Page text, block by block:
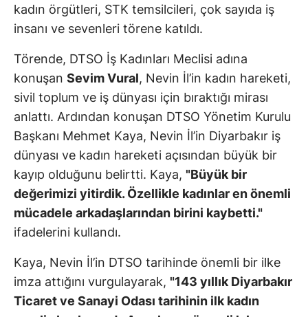
kadın örgütleri, STK temsilcileri, çok sayıda iş
insanı ve sevenleri törene katıldı.
Törende, DTSO İş Kadınları Meclisi adına
konuşan Sevim Vural, Nevin İl’in kadın hareketi,
sivil toplum ve iş dünyası için bıraktığı mirası
anlattı. Ardından konuşan DTSO Yönetim Kurulu
Başkanı Mehmet Kaya, Nevin İl’in Diyarbakır iş
dünyası ve kadın hareketi açısından büyük bir
kayıp olduğunu belirtti. Kaya, "Büyük bir
değerimizi yitirdik. Özellikle kadınlar en önemli
mücadele arkadaşlarından birini kaybetti."
ifadelerini kullandı.
Kaya, Nevin İl’in DTSO tarihinde önemli bir ilke
imza attığını vurgulayarak, "143 yıllık Diyarbakır
Ticaret ve Sanayi Odası tarihinin ilk kadın